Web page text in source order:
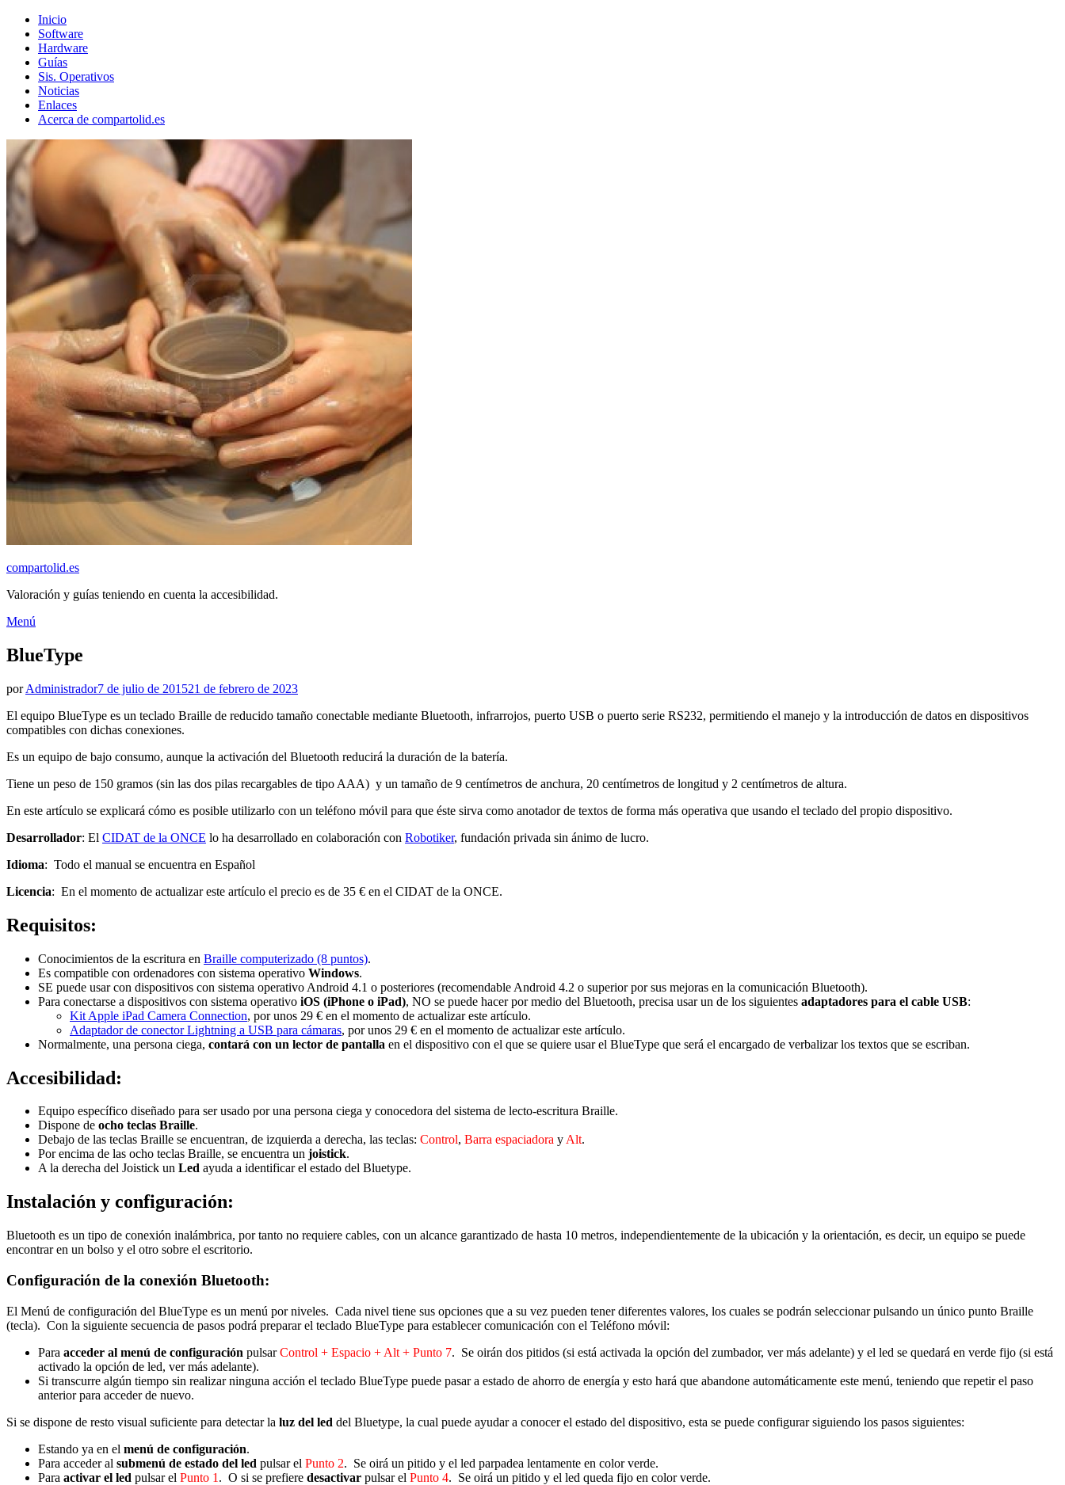
Inicio
Software
Hardware
Guías
Sis. Operativos
Noticias
Enlaces
Acerca de compartolid.es
compartolid.es
Valoración y guías teniendo en cuenta la accesibilidad.
Saltar
contenido
Menú
BlueType
porAdministradorPublicado
7 de julio de 201521 de febrero de 2023
El equipo BlueType es un teclado Braille de reducido tamaño conectable mediante Bluetooth, infrarrojos, puerto USB o puerto serie RS232, permitiendo el manejo y la introducción de datos en dispositivos
compatibles con dichas conexiones.
Es un equipo de bajo consumo, aunque la activación del Bluetooth reducirá la duración de la batería.
Tiene un peso de 150 gramos (sin las dos pilas recargables de tipo AAA) y un tamaño de 9 centímetros de anchura, 20 centímetros de longitud y 2 centímetros de altura.
En este artículo se explicará cómo es posible utilizarlo con un teléfono móvil para que éste sirva como anotador de textos de forma más operativa que usando el teclado del propio dispositivo.
Desarrollador: El CIDAT de la ONCE lo ha desarrollado en colaboración con Robotiker, fundación privada sin ánimo de lucro.
Idioma: Todo el manual se encuentra en Español
Licencia: En el momento de actualizar este artículo el precio es de 35 € en el CIDAT de la ONCE.
Requisitos:
Conocimientos de la escritura en Braille computerizado (8 puntos).
Es compatible con ordenadores con sistema operativo Windows.
SE puede usar con dispositivos con sistema operativo Android 4.1 o posteriores (recomendable Android 4.2 o superior por sus mejoras en la comunicación Bluetooth).
Para conectarse a dispositivos con sistema operativo iOS (iPhone o iPad), NO se puede hacer por medio del Bluetooth, precisa usar un de los siguientes adaptadores para el cable USB:
Kit Apple iPad Camera Connection, por unos 29 € en el momento de actualizar este artículo.
Adaptador de conector Lightning a USB para cámaras, por unos 29 € en el momento de actualizar este artículo.
Normalmente, una persona ciega, contará con un lector de pantalla en el dispositivo con el que se quiere usar el BlueType que será el encargado de verbalizar los textos que se escriban.
Accesibilidad:
Equipo específico diseñado para ser usado por una persona ciega y conocedora del sistema de lecto-escritura Braille.
Dispone de ocho teclas Braille.
Debajo de las teclas Braille se encuentran, de izquierda a derecha, las teclas: Control, Barra espaciadora yAlt.
Por encima de las ocho teclas Braille, se encuentra un joistick.
A la derecha del Joistick un Led ayuda a identificar el estado del Bluetype.
Instalación y configuración:
Bluetooth es un tipo de conexión inalámbrica, por tanto no requiere cables, con un alcance garantizado de hasta 10 metros, independientemente de la ubicación y la orientación, es decir, un equipo se puede
encontrar en un bolso y el otro sobre el escritorio.
Configuración de la conexión Bluetooth:
El Menú de configuración del BlueType es un menú por niveles. Cada nivel tiene sus opciones que a su vez pueden tener diferentes valores, los cuales se podrán seleccionar pulsando un único punto Braille
(tecla). Con la siguiente secuencia de pasos podrá preparar el teclado BlueType para establecer comunicación con el Teléfono móvil:
Para acceder al menú de configuración pulsarControl + Espacio + Alt + Punto 7. Se oirán dos pitidos (si está activada la opción del zumbador, ver más adelante) y el led se quedará en verde fijo (si está
activado la opción de led, ver más adelante).
Si transcurre algún tiempo sin realizar ninguna acción el teclado BlueType puede pasar a estado de ahorro de energía y esto hará que abandone automáticamente este menú, teniendo que repetir el paso
anterior para acceder de nuevo.
Si se dispone de resto visual suficiente para detectar la luz del led del Bluetype, la cual puede ayudar a conocer el estado del dispositivo, esta se puede configurar siguiendo los pasos siguientes:
Estando ya en el menú de configuración.
Para acceder al submenú de estado del led pulsar el Punto 2. Se oirá un pitido y el led parpadea lentamente en color verde.
Para activar el led pulsar el Punto 1 . O si se prefiere desactivar pulsar el Punto 4. Se oirá un pitido y el led queda fijo en color verde.